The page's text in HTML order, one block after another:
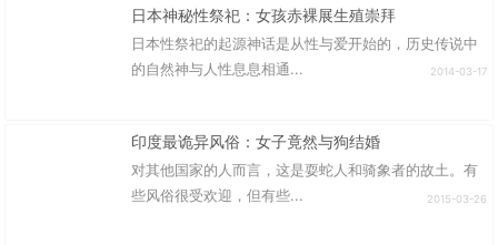
日本神秘性祭祀：女孩赤裸展生殖崇拜
日本性祭祀的起源神话是从性与爱开始的，历史传说中
的自然神与人性息息相通...
2014-03-17
印度最诡异风俗：女子竟然与狗结婚
对其他国家的人而言，这是耍蛇人和骑象者的故土。有
些风俗很受欢迎，但有些...
2015-03-26